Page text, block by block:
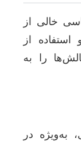
خالی از
از
را به
به‌ویژه در